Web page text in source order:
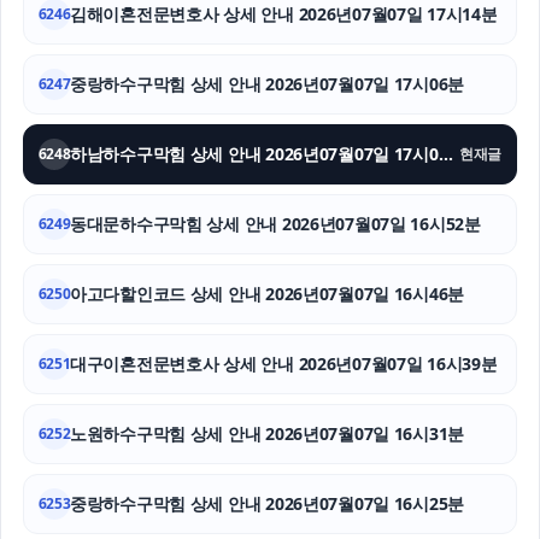
마약전문변호사
6246김해이혼전문변호사 상세 안내 2026년07월07일 17시14분
6247중랑하수구막힘 상세 안내 2026년07월07일 17시06분
6248 하남하수구막힘 상세 안내 2026년07월07일 17시00분 현재글
6249동대문하수구막힘 상세 안내 2026년07월07일 16시52분
6250아고다할인코드 상세 안내 2026년07월07일 16시46분
6251대구이혼전문변호사 상세 안내 2026년07월07일 16시39분
6252노원하수구막힘 상세 안내 2026년07월07일 16시31분
6253중랑하수구막힘 상세 안내 2026년07월07일 16시25분